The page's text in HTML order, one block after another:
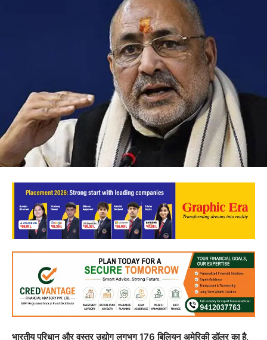
भारतीय परिधान और वस्‍त्र उद्योग लगभग 176 बिलियन अमेरिकी डॉलर का है,